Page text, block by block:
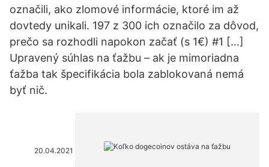
označili, ako zlomové informácie, ktoré im až
dovtedy unikali. 197 z 300 ich označilo za dôvod,
prečo sa rozhodli napokon začať (s 1€) #1 […]
Upravený súhlas na ťažbu – ak je mimoriadna
ťažba tak špecifikácia bola zablokovaná nemá
byť nič.
20.04.2021